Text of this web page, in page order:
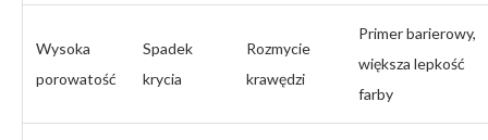
Wysoka
porowatość
Spadek
krycia
Rozmycie
krawędzi
Primer barierowy,
większa lepkość
farby